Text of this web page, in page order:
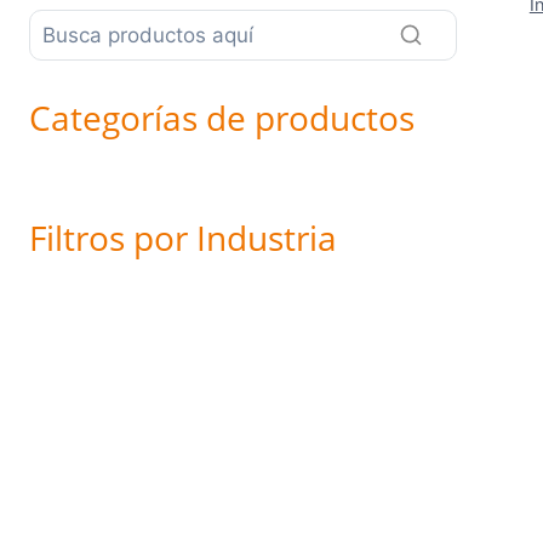
Categorías de productos
Filtros por Industria